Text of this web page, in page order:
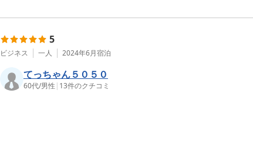
5
ビジネス 一人 2024年6月宿泊
てっちゃん５０５０
60代/男性 | 13件のクチコミ